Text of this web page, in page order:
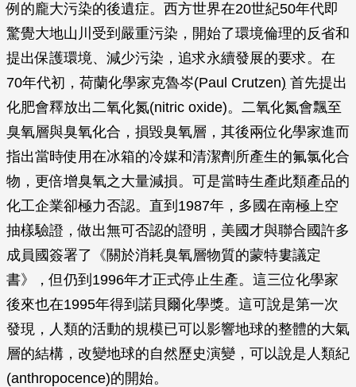
例的龐大污染的後遺症。西方世界在20世紀50年代即
驚覺大地山川受到嚴重污染，開始了環境倫理的反省和
提出保護環境、減少污染，追求永續發展的要求。在
70年代初，荷蘭化學家克魯岑(Paul Crutzen) 首先提出
化肥會釋放出二氧化氮(nitric oxide)。二氧化氮會飄至
臭氧層與臭氧化合，損毀臭氧層，其後兩位化學家進而
指出當時使用在冰箱的冷媒和清潔劑所產生的氟氯化合
物，更倍增臭氧之大量減損。可是當時生產此類產品的
化工企業卻極力否認。直到1987年，多國在南極上空
抽樣驗證，做出無可否認的證明，美國才與聯合國許多
成員國簽署了《關於消耗臭氧層物質的蒙特婁議定
書》，但仍到1996年才正式停止生產。這三位化學家
後來也在1995年得到諾貝爾化學獎。這可說是第一次
發現，人類的活動的規模已可以影響地球的整體的大氣
層的結構，改變地球的自然歷史演變，可以說是人類紀
(anthropocence)的開始。